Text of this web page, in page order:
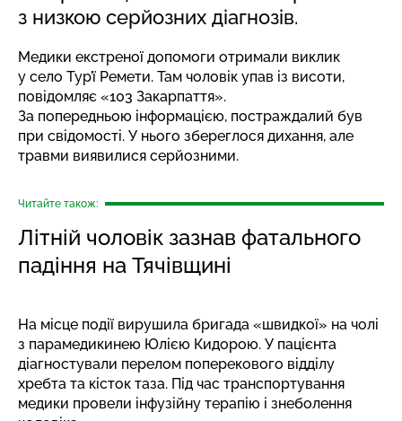
з низкою серйозних діагнозів.
Медики екстреної допомоги отримали виклик
у село Тур’ї Ремети. Там чоловік упав із висоти,
повідомляє «103 Закарпаття».
За попередньою інформацією, постраждалий був
при свідомості. У нього збереглося дихання, але
травми виявилися серйозними.
Читайте також:
Літній чоловік зазнав фатального
падіння на Тячівщині
На місце події вирушила бригада «швидкої» на чолі
з парамедикинею Юлією Кидорою. У пацієнта
діагностували перелом поперекового відділу
хребта та кісток таза. Під час транспортування
медики провели інфузійну терапію і знеболення